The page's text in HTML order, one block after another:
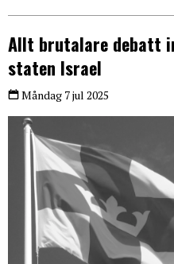
Allt brutalare debatt
staten Israel
Måndag 7 jul 2025